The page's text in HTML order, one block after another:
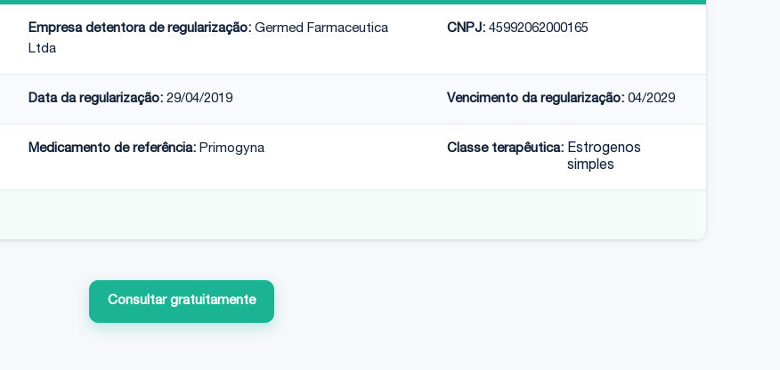
Empresa detentora de regularização: Germed Farmaceutica
Ltda
CNPJ: 45992062000165
Data da regularização: 29/04/2019 Vencimento da regularização: 04/2029
Medicamento de referência: Primogyna Classe terapêutica: Estrogenos
simples
Consultar gratuitamente